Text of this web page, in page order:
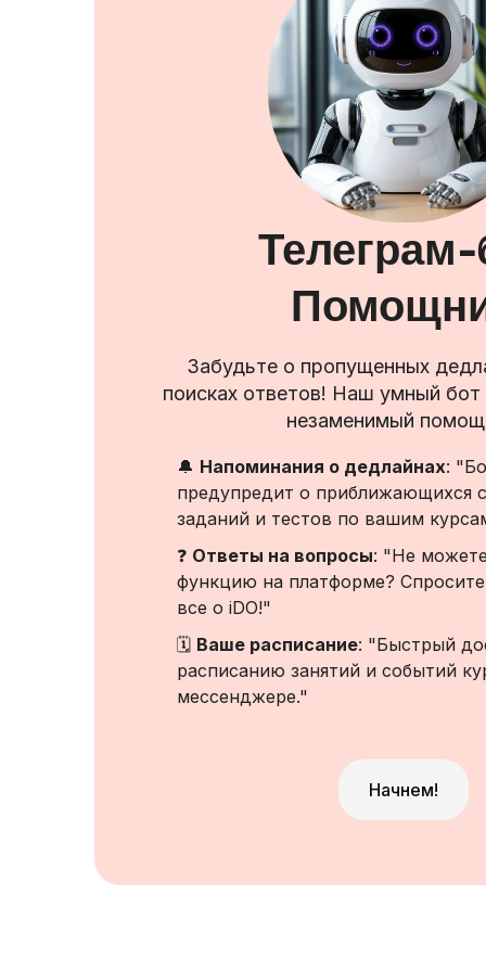
Телеграм-
Забудьте о пропущенных
поисках ответов! Наш умный бот
незаменимый
🔔 Напоминания о дедлайнах:
предупредит о приближающихся
заданий и тестов по вашим
❓ Ответы на вопросы: "Не
функцию на платформе? Спросите
все о iDO!"
🗓️ Ваше расписание: "Быстрый
расписанию занятий и событий
мессенджере."
Начнем!